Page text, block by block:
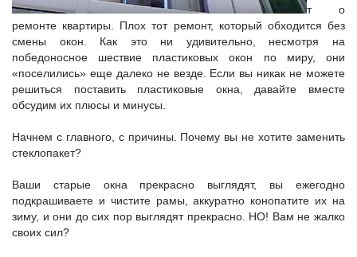
т о
ремонте квартиры. Плох тот ремонт, который обходится без
смены окон. Как это ни удивительно, несмотря на
победоносное шествие пластиковых окон по миру, они
«поселились» еще далеко не везде. Если вы никак не можете
решиться поставить пластиковые окна, давайте вместе
обсудим их плюсы и минусы.
Начнем с главного, с причины. Почему вы не хотите заменить
стеклопакет?
Ваши старые окна прекрасно выглядят, вы ежегодно
подкрашиваете и чистите рамы, аккуратно конопатите их на
зиму, и они до сих пор выглядят прекрасно. НО! Вам не жалко
своих сил?